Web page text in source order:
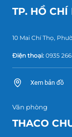
TP. HỒ CHÍ
10 Mai Chí Thọ,
Điện thoại: 0935
Xem bản đồ
Văn phòng
THACO